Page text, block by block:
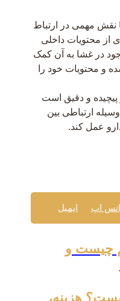
نقش مهمی در ارتباط
از محتویات داخلی
در غشا به آن کمک
و محتویات خود را
پیچیده و دقیق است
ارتباطی بین
عمل کند.
اپ ایمیل
چیست و
هزینه،